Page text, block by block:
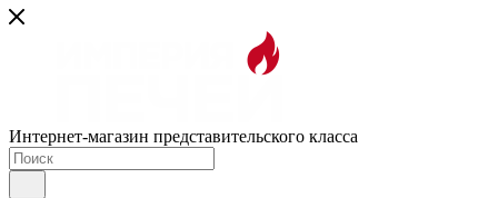
Интернет-магазин представительского класса